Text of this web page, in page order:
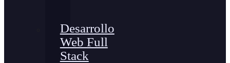
Desarrollo
Web Full
Stack